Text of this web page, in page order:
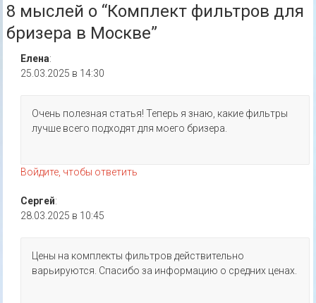
8 мыслей о “Комплект фильтров для
бризера в Москве”
Елена:
25.03.2025 в 14:30
Очень полезная статья! Теперь я знаю, какие фильтры
лучше всего подходят для моего бризера.
Войдите, чтобы ответить
Сергей:
28.03.2025 в 10:45
Цены на комплекты фильтров действительно
варьируются. Спасибо за информацию о средних ценах.